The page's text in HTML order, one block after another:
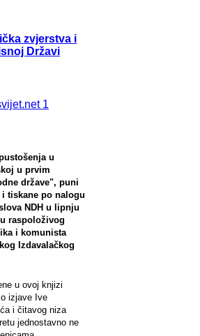
zvjerstva i
Državi
1
u
u prvim
države", puni
tiskane po nalogu
NDH u lipnju
raspoloživog
i komunista
Izdavalačkog
u ovoj knjizi
izjave Ive
i čitavog niza
jednostavno ne